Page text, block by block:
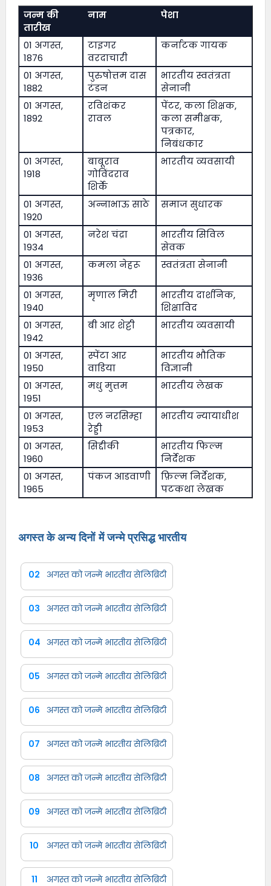
जन्म की
तारीख
नाम पेशा
01 अगस्त,
1876
टाइगर
वरदाचारी
कर्नाटक गायक
01 अगस्त,
1882
पुरुषोत्तम दास
टंडन
भारतीय स्वतंत्रता
सेनानी
01 अगस्त,
1892
रविशंकर
रावल
पेंटर, कला शिक्षक,
कला समीक्षक,
पत्रकार,
निबंधकार
01 अगस्त,
1918
बाबूराव
गोविंदराव
शिर्के
भारतीय व्यवसायी
01 अगस्त,
1920
अन्नाभाऊ साठे समाज सुधारक
01 अगस्त,
1934
नरेश चंद्रा
भारतीय सिविल
सेवक
01 अगस्त,
1936
कमला नेहरू स्वतंत्रता सेनानी
01 अगस्त,
1940
मृणाल मिरी
भारतीय दार्शनिक,
शिक्षाविद
01 अगस्त,
1942
बी आर शेट्टी भारतीय व्यवसायी
01 अगस्त,
1950
स्पेंटा आर
वाडिया
भारतीय भौतिक
विज्ञानी
01 अगस्त,
1951
मधु मुत्तम भारतीय लेखक
01 अगस्त,
1953
एल नरसिम्हा
रेड्डी
भारतीय न्यायाधीश
01 अगस्त,
1960
सिद्दीकी
भारतीय फिल्म
निर्देशक
01 अगस्त,
1965
पंकज आडवाणी
फ़िल्म निर्देशक,
पटकथा लेखक
अगस्त के अन्य दिनों में जन्मे प्रसिद्ध भारतीय
02 अगस्त को जन्मे भारतीय सेलिब्रिटी
03 अगस्त को जन्मे भारतीय सेलिब्रिटी
04 अगस्त को जन्मे भारतीय सेलिब्रिटी
05 अगस्त को जन्मे भारतीय सेलिब्रिटी
06 अगस्त को जन्मे भारतीय सेलिब्रिटी
07 अगस्त को जन्मे भारतीय सेलिब्रिटी
08 अगस्त को जन्मे भारतीय सेलिब्रिटी
09 अगस्त को जन्मे भारतीय सेलिब्रिटी
10 अगस्त को जन्मे भारतीय सेलिब्रिटी
11 अगस्त को जन्मे भारतीय सेलिब्रिटी